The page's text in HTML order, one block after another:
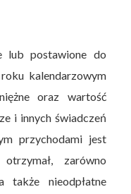
lub postawione do
kalendarzowym
oraz wartość
i innych świadczeń
przychodami jest
zarówno
także nieodpłatne